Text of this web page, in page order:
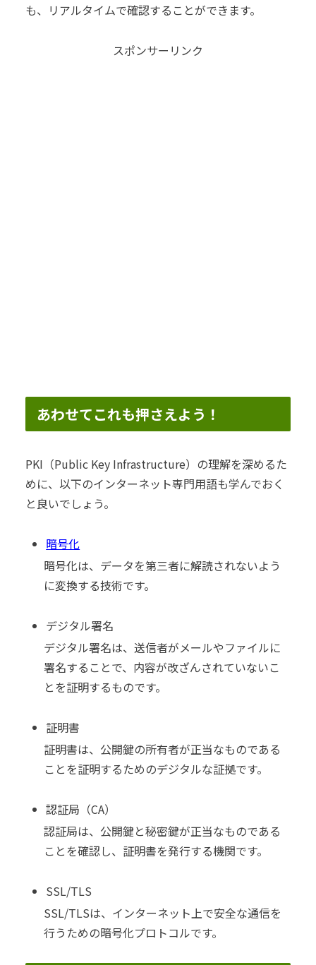
も、リアルタイムで確認することができます。
スポンサーリンク
あわせてこれも押さえよう！
PKI（Public Key Infrastructure）の理解を深めるた
めに、以下のインターネット専門用語も学んでおく
と良いでしょう。
暗号化
暗号化は、データを第三者に解読されないよう
に変換する技術です。
デジタル署名
デジタル署名は、送信者がメールやファイルに
署名することで、内容が改ざんされていないこ
とを証明するものです。
証明書
証明書は、公開鍵の所有者が正当なものである
ことを証明するためのデジタルな証拠です。
認証局（CA）
認証局は、公開鍵と秘密鍵が正当なものである
ことを確認し、証明書を発行する機関です。
SSL/TLS
SSL/TLSは、インターネット上で安全な通信を
行うための暗号化プロトコルです。